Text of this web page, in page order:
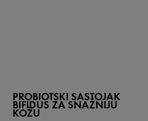
PROBIOTSKI SASTOJAK
BIFIDUS ZA SNAŽNIJU
KOŽU